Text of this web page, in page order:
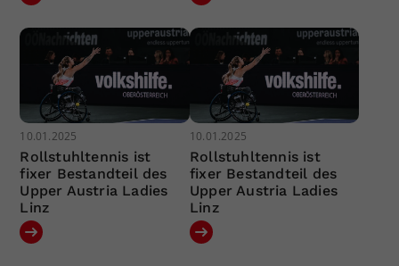
10.01.2025
Rollstuhltennis ist
fixer Bestandteil des
Upper Austria Ladies
Linz
10.01.2025
Rollstuhltennis ist
fixer Bestandteil des
Upper Austria Ladies
Linz